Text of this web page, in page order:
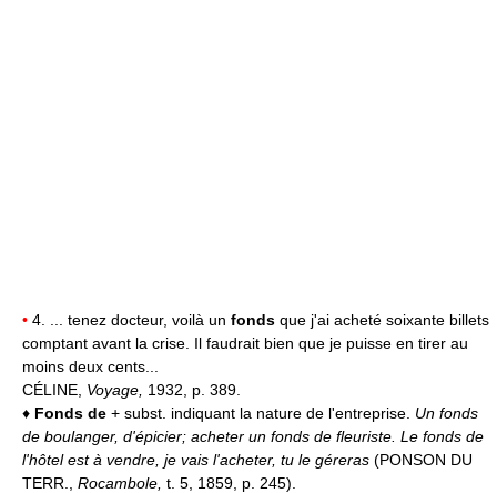
• 4. ... tenez docteur, voilà un fonds que j'ai acheté soixante billets
comptant avant la crise. Il faudrait bien que je puisse en tirer au
moins deux cents...
CÉLINE, Voyage, 1932, p. 389.
♦ Fonds de + subst. indiquant la nature de l'entreprise. Un fonds
de boulanger, d'épicier; acheter un fonds de fleuriste. Le fonds de
l'hôtel est à vendre, je vais l'acheter, tu le géreras (PONSON DU
TERR., Rocambole, t. 5, 1859, p. 245).